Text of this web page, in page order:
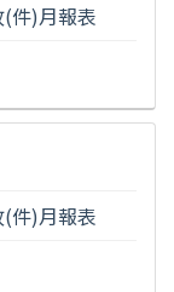
件)月報表
件)月報表